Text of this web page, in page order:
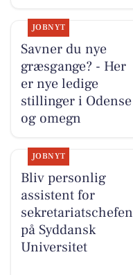
JOBNYT
Savner du nye
græsgange? - Her
er nye ledige
stillinger i Odense
og omegn
JOBNYT
Bliv personlig
assistent for
sekretariatschefen
på Syddansk
Universitet